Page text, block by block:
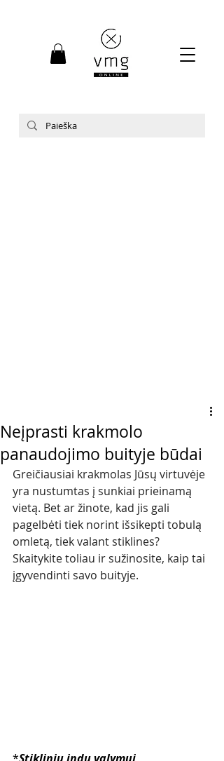
Neįprasti krakmolo
panaudojimo buityje būdai
Greičiausiai krakmolas Jūsų virtuvėje
yra nustumtas į sunkiai prieinamą
vietą. Bet ar žinote, kad jis gali
pagelbėti tiek norint išsikepti tobulą
omletą, tiek valant stiklines?
Skaitykite toliau ir sužinosite, kaip tai
įgyvendinti savo buityje.